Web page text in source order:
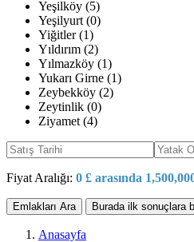
Yeşilköy (5)
Yeşilyurt (0)
Yiğitler (1)
Yıldırım (2)
Yılmazköy (1)
Yukarı Girne (1)
Zeybekköy (2)
Zeytinlik (0)
Ziyamet (4)
Fiyat Aralığı: 0 £ arasında
Emlakları Ara Burada ilk sonuçlara
Anasayfa